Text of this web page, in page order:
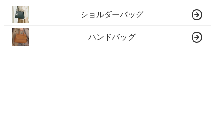
ショルダーバッグ
ハンドバッグ